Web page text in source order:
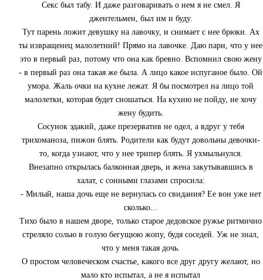
Секс был табу. И даже разговаривать о нем я не смел. Я
джентельмен, был им и буду.
Тут парень ложит девушку на лавочку, и снимает с нее брюки. Ах
ты извращенец малолетний! Прямо на лавочке. Даю пари, что у нее
это в первый раз, потому что она как бревно. Вспомнил свою жену
- в первый раз она такая же была. А лицо какое испуганое было. Ой
умора. Жаль очки на кухне лежат. Я бы посмотрел на лицо той
малолетки, которая будет сношаться. На кухню не пойду, не хочу
жену будить.
Сосунок эдакий, даже презерватив не одел, а вдруг у тебя
трихоманоза, пижон блять. Родители как будут довольны девочки-
то, когда узнают, что у нее трипер блять. Я ухмыльнулся.
Внезапно открылась балконная дверь, и жена закутывавшись в
халат, с сонными глазами спросила:
- Милый, наша дочь еще не вернулась со свидания? Ее вон уже нет
сколько...
Тихо было в нашем дворе, только старое дедовское ружье ритмично
стреляло солью в голую бегущюю жопу, будя соседей. Уж не знал,
что у меня такая дочь.
О простом человеческом счастье, какого все друг другу желают, но
мало кто испытал, а не я испытал